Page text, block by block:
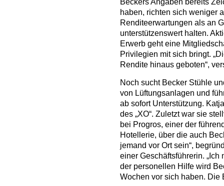
Beckers Angaben bereits
haben, richten sich weniger
Renditeerwartungen als an
unterstützenswert halten.
Erwerb geht eine
Privilegien mit sich bringt.
Rendite hinaus geboten“,
Noch sucht Becker Stühle
von Lüftungsanlagen und
ab sofort Unterstützung.
des „XO“. Zuletzt war sie
bei Progros, einer der
Hotellerie, über die auch
jemand vor Ort sein“,
einer Geschäftsführerin. „Ich
der personellen Hilfe wird
Wochen vor sich haben. Die